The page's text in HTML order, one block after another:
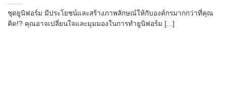
ชุดยูนิฟอร์ม มีประโยชน์และสร้างภาพลักษณ์ให้กับองค์กรมากกว่าที่คุณ
คิด!? คุณอาจเปลี่ยนใจและมุมมองในการทำยูนิฟอร์ม [...]